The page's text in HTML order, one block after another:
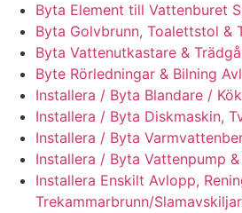
Byta Element till Vattenburet
Byta Golvbrunn, Toalettstol &
Byta Vattenutkastare &
Byte Rörledningar & Bilning
Installera / Byta Blandare /
Installera / Byta Diskmaskin,
Installera / Byta
Installera / Byta Vattenpump
Installera Enskilt Avlopp,
Trekammarbrunn/